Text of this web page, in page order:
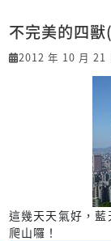
不完美的四
2012 年 10 月 21
這幾天天氣好，
爬山囉！